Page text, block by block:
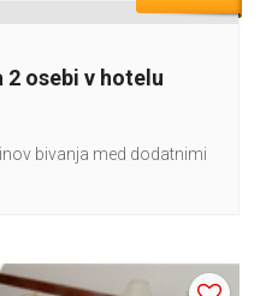
osebi v hotelu
bivanja med dodatnimi